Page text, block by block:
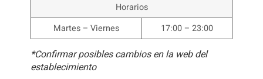
Horarios
Martes – Viernes
17:00 – 23:00
*Confirmar posibles cambios en la web del
establecimiento